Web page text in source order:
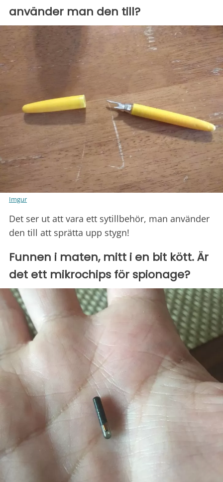
använder man den till?
Imgur
Det ser ut att vara ett sytillbehör, man använder
den till att sprätta upp stygn!
Funnen i maten, mitt i en bit kött. Är
det ett mikrochips för spionage?